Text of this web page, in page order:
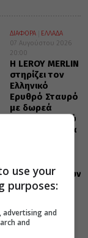
ΔΙΑΦΟΡΑ
ΕΛΛΑΔΑ
07 Αυγούστου 2026
20:00
Η LEROY MERLIN
στηρίζει τον
Ελληνικό
Ερυθρό Σταυρό
με δωρεά
επιχειρησιακού
εξοπλισμού για
καταστροφικών
πυρκαγιών
use your
purposes:
advertising and
and